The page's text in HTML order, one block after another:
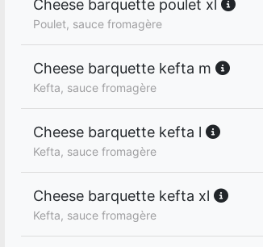
Cheese barquette poulet xl
Poulet, sauce fromagère
Cheese barquette kefta m
Kefta, sauce fromagère
Cheese barquette kefta l
Kefta, sauce fromagère
Cheese barquette kefta xl
Kefta, sauce fromagère